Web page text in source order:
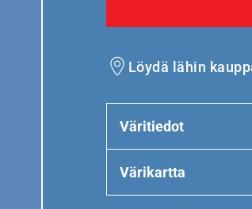
Löydä lähin
Väritiedot
Värikartta